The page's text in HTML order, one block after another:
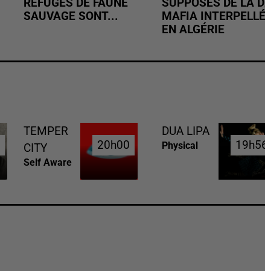
REFUGES DE FAUNE
SAUVAGE SONT...
SUPPOSÉS DE LA
MAFIA INTERPELLÉ
EN ALGÉRIE
TEMPER
CITY
Self Aware
20h00
20h00
DUA LIPA
Physical